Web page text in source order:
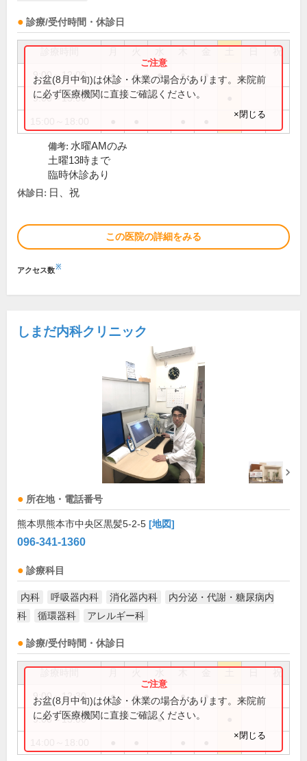
診療/受付時間・休診日
祝
9:00～12:00 ● ● ● ● ●
9:00～13:00
お盆(8月中旬)は休診・休業の場合があります。来院前
に必ず医療機関に直接ご確認ください。
×閉じる
備考: 水曜AMのみ
土曜13時まで
臨時休診あり
休診日: 日、祝
この医院の詳細をみる
アクセス数※
しまだ内科クリニック
所在地・電話番号
熊本県熊本市中央区黒髪5-2-5 [地図]
096-341-1360
診療科目
内科 呼吸器内科 消化器内科
内分泌・代謝・糖尿病内
科
循環器科 アレルギー科
診療/受付時間・休診日
祝
9:00～12:30 ● ● ● ●
9:00～13:00 ●
お盆(8月中旬)は休診・休業の場合があります。来院前
に必ず医療機関に直接ご確認ください。
×閉じる